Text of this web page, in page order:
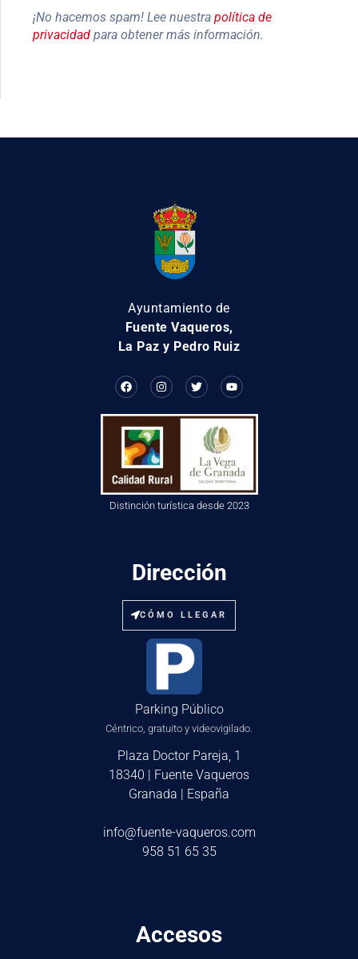
¡No hacemos spam! Lee nuestra política de
privacidad para obtener más información.
Ayuntamiento de
Fuente Vaqueros,
La Paz y Pedro Ruiz
Distinción turística desde 2023
Dirección
CÓMO LLEGAR
Parking Público
Céntrico, gratuito y videovigilado.
Plaza Doctor Pareja, 1
18340 | Fuente Vaqueros
Granada | España
info@fuente-vaqueros.com
958 51 65 35
Accesos